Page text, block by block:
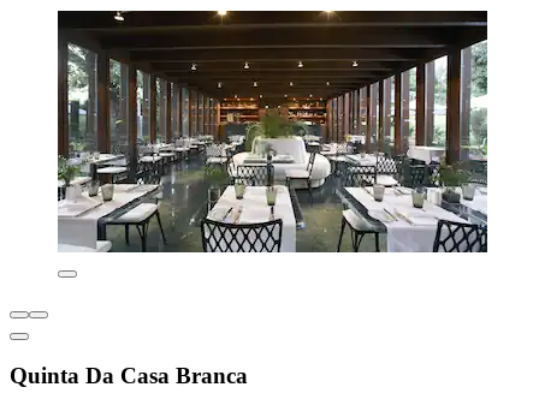
Quinta Da Casa Branca